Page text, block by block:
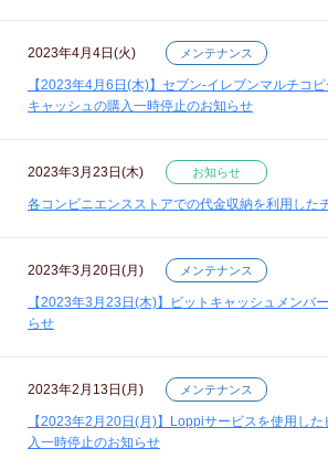
2023年4月4日(火) メンテナンス
【2023年4月6日(木)】セブン‐イレブンマルチコ
キャッシュの購入一時停止のお知らせ
2023年3月23日(木) お知らせ
各コンビニエンスストアでの代金収納を利用した
2023年3月20日(月) メンテナンス
【2023年3月23日(木)】ビットキャッシュメンバ
らせ
2023年2月13日(月) メンテナンス
【2023年2月20日(月)】Loppiサービスを使用し
入一時停止のお知らせ